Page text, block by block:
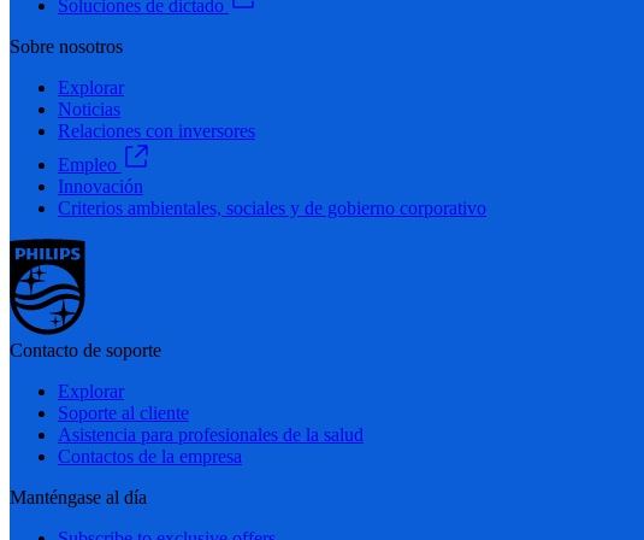
Soluciones de dictado
Sobre nosotros
Explorar
Noticias
Relaciones con inversores
Empleo
Innovación
Criterios ambientales, sociales y de gobierno corporativo
Contacto de soporte
Explorar
Soporte al cliente
Asistencia para profesionales de la salud
Contactos de la empresa
Manténgase al día